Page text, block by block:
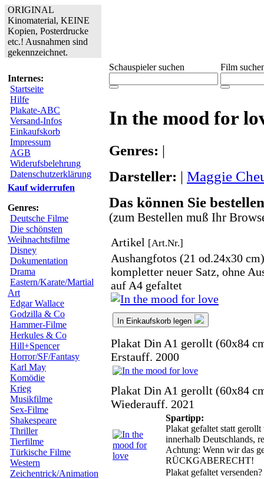
ORIGINAL
Kinomaterial, KEINE
Kopien, Posterdrucke
etc.! Ausnahmen sind
gekennzeichnet.
Internes:
Startseite
Hilfe
Plakate-ABC
Versand-Infos
Einkaufskorb
Impressum
AGB
Widerufsbelehrung
Datenschutzerklärung
Kauf widerrufen
Genres:
Deutsche Filme
Die schönsten
Weihnachtsfilme
Disney
Dokumentation
Drama
Eastern/Karate/Martial
Art
Edgar Wallace
Godzilla & Co
Hammer-Filme
Herkules & Co
Hill+Spencer
Horror/SF/Fantasy
Karl May
Komödie
Krieg
Musikfilme
Sex-Filme
Shakespeare
Thriller
Tierfilme
Türkische Filme
Western
Zeichentrick/Animation
Schauspieler suchen Film
In the mood for
Genres: |
Darsteller: | Maggie
Das können Sie
(zum Bestellen muß Ihr
Artikel [Art.Nr.]
Aushangfotos (21 od.24x30 cm)
kompletter neuer Satz, ohne
auf A4 gefaltet
In Einkaufskorb legen
Plakat Din A1 gerollt (60x84
Erstauff. 2000
Plakat Din A1 gerollt (60x84
Wiederauff. 2021
Spartipp:
Plakat gefaltet statt
innerhalb Deutschlands,
Achtung: Wenn wir das
RÜCKGABERECHT!
Plakat gefaltet versenden?